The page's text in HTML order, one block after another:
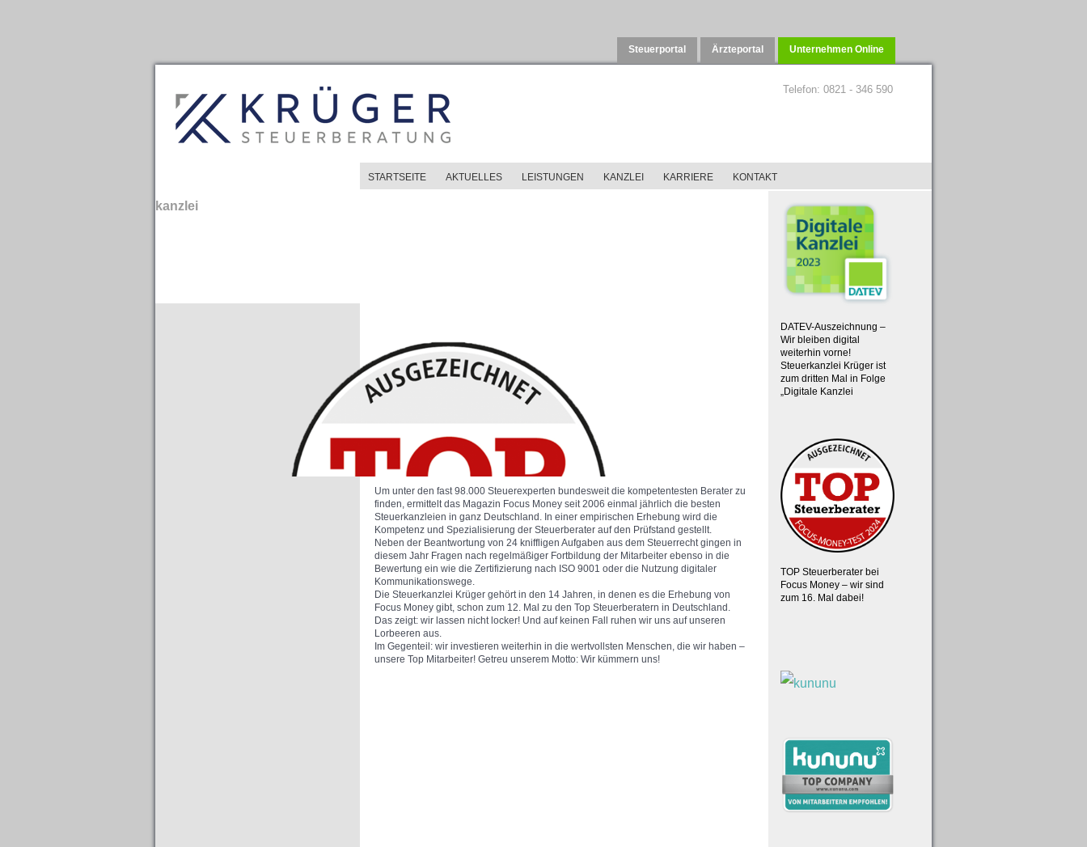
Steuerportal Ärzteportal Unternehmen Online
Telefon: 0821 - 346 590
STARTSEITE AKTUELLES LEISTUNGEN KANZLEI KARRIERE KONTAKT
STARTSEITE AKTUELLES LEISTUNGEN KANZLEI KARRIERE KONTAKT
kanzlei
Um unter den fast 98.000 Steuerexperten bundesweit die kompetentesten Berater zu
finden, ermittelt das Magazin Focus Money seit 2006 einmal jährlich die besten
Steuerkanzleien in ganz Deutschland. In einer empirischen Erhebung wird die
Kompetenz und Spezialisierung der Steuerberater auf den Prüfstand gestellt.
Neben der Beantwortung von 24 kniffligen Aufgaben aus dem Steuerrecht gingen in
diesem Jahr Fragen nach regelmäßiger Fortbildung der Mitarbeiter ebenso in die
Bewertung ein wie die Zertifizierung nach ISO 9001 oder die Nutzung digitaler
Kommunikationswege.
Die Steuerkanzlei Krüger gehört in den 14 Jahren, in denen es die Erhebung von
Focus Money gibt, schon zum 12. Mal zu den Top Steuerberatern in Deutschland.
Das zeigt: wir lassen nicht locker! Und auf keinen Fall ruhen wir uns auf unseren
Lorbeeren aus.
Im Gegenteil: wir investieren weiterhin in die wertvollsten Menschen, die wir haben –
unsere Top Mitarbeiter! Getreu unserem Motto: Wir kümmern uns!
DATEV-Auszeichnung –
Wir bleiben digital
weiterhin vorne!
Steuerkanzlei Krüger ist
zum dritten Mal in Folge
„Digitale Kanzlei
TOP Steuerberater bei
Focus Money – wir sind
zum 16. Mal dabei!